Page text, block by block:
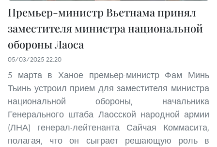
Премьер-министр Вьетнама принял
заместителя министра национальной
обороны Лаоса
05/03/2025 22:20
5 марта в Ханое премьер-министр Фам Минь
Тьинь устроил прием для заместителя министра
национальной обороны, начальника
Генерального штаба Лаосской народной армии
(ЛНА) генерал-лейтенанта Сайчая Коммасита,
полагая, что он сыграет решающую роль в